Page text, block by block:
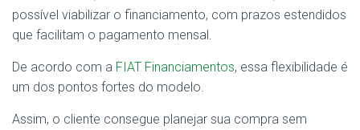
possível viabilizar o financiamento, com prazos estendidos
que facilitam o pagamento mensal.
De acordo com a FIAT Financiamentos, essa flexibilidade é
um dos pontos fortes do modelo.
Assim, o cliente consegue planejar sua compra sem